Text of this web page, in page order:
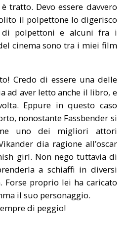
tratto. Devo essere davvero
il polpettone lo digerisco
di polpettoni e alcuni fra i
cinema sono tra i miei film
Credo di essere una delle
ad aver letto anche il libro, e
Eppure in questo caso
nonostante Fassbender si
uno dei migliori attori
dia ragione all’oscar
girl. Non nego tuttavia di
a schiaffi in diversi
Forse proprio lei ha caricato
il suo personaggio.
di peggio!